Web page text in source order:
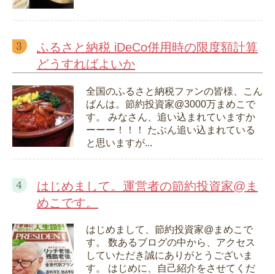
ふるさと納税 iDeCo併用時の限度額計算
どうすればよいか
全国のふるさと納税ファンの皆様、こん
ばんは。節約投資家@3000万まめこで
す。 みなさん、追い込まれていますか
ーーー！！！ たぶん追い込まれている
と思いますが...
はじめまして。運営者の節約投資家@ま
めこです。
はじめまして、節約投資家@まめこで
す。 数あるブログの中から、アクセス
していただき誠にありがとうございま
す。 はじめに、自己紹介をさせてくだ